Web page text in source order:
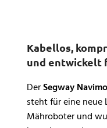
Kabellos,
und entwickelt
DerSegway
steht für eine neue
Mähroboter und